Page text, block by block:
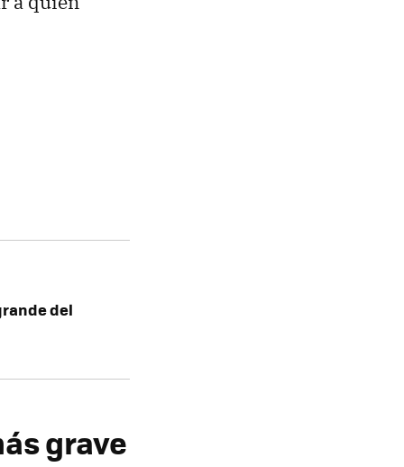
del
grave